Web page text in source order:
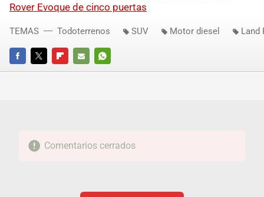
Rover Evoque de cinco puertas
FACEBOOKTWITTERFLIPBOARD
E-
WHATSAPP
TEMAS Todoterrenos SUV Motor diesel Land
Comentarios cerrados